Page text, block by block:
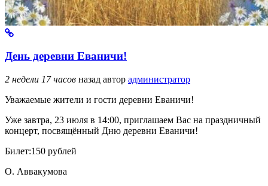
День деревни Еваничи!
2 недели 17 часов назад автор администратор
Уважаемые жители и гости деревни Еваничи!
Уже завтра, 23 июля в 14:00, приглашаем Вас на праздничный
концерт, посвящённый Дню деревни Еваничи!
Билет:150 рублей
О. Аввакумова